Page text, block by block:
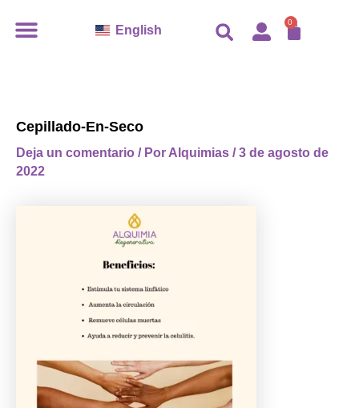
English 0
Cepillado-En-Seco
Deja un comentario / Por Alquimias /3 de agosto de
2022